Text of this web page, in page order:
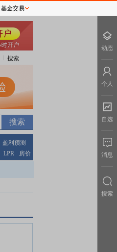
搜索
盈利预测
LPR 房价
基金交易
动态
个人
自选
消息
搜索